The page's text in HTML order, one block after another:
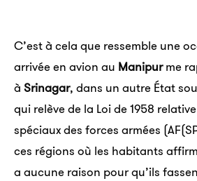
C’est à cela que ressemble une
arrivée en avion au Manipurme
à Srinagar, dans un autre État
qui relève de la Loi de 1958
spéciaux des forces armées
ces régions où les habitants
a aucune raison pour qu’ils